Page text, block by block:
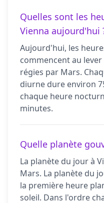
Quelles sont les
Vienna aujourd'hui
Aujourd'hui, les
commencent au
régies par Mars.
diurne dure environ
chaque heure
minutes.
Quelle planète
La planète du jour à
Mars. La planète du
la première heure
soleil. Dans l'ordre